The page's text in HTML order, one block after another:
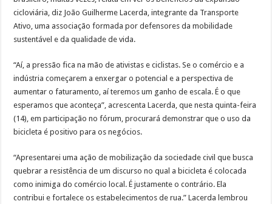
cicloviária, diz João Guilherme Lacerda, integrante da Transporte
Ativo, uma associação formada por defensores da mobilidade
sustentável e da qualidade de vida.
“Aí, a pressão fica na mão de ativistas e ciclistas. Se o comércio e a
indústria começarem a enxergar o potencial e a perspectiva de
aumentar o faturamento, aí teremos um ganho de escala. É o que
esperamos que aconteça”, acrescenta Lacerda, que nesta quinta-feira
(14), em participação no fórum, procurará demonstrar que o uso da
bicicleta é positivo para os negócios.
“Apresentarei uma ação de mobilização da sociedade civil que busca
quebrar a resistência de um discurso no qual a bicicleta é colocada
como inimiga do comércio local. É justamente o contrário. Ela
contribui e fortalece os estabelecimentos de rua.” Lacerda lembrou